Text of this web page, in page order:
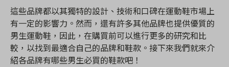
這些品牌都以其獨特的設計、技術和口碑在運動鞋市場上
有一定的影響力。然而，還有許多其他品牌也提供優質的
男生運動鞋，因此，在購買前可以進行更多的研究和比
較，以找到最適合自己的品牌和鞋款。接下來我們就來介
紹各品牌有哪些男生必買的鞋款吧！